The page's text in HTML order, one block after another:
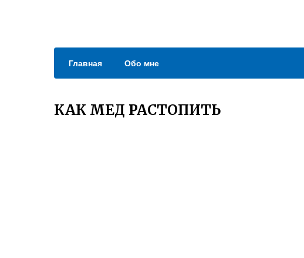
Главная Обо мне
КАК МЕД РАСТОПИТЬ